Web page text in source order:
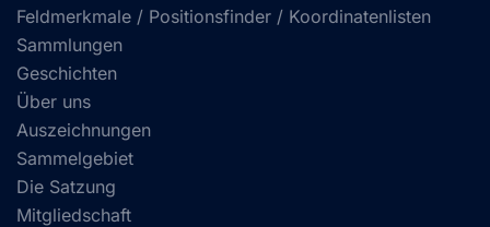
Feldmerkmale / Positionsfinder / Koordinatenlisten
Sammlungen
Geschichten
Über uns
Auszeichnungen
Sammelgebiet
Die Satzung
Mitgliedschaft